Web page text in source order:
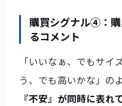
購買シグナル④：
るコメント
「いいなぁ、でもサ
う、でも高いかな」の
『不安』が同時に表れ